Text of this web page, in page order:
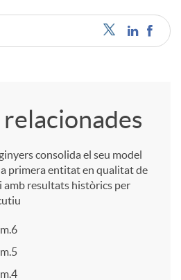
consolida el seu model
primera entitat en qualitat de
amb resultats històrics per